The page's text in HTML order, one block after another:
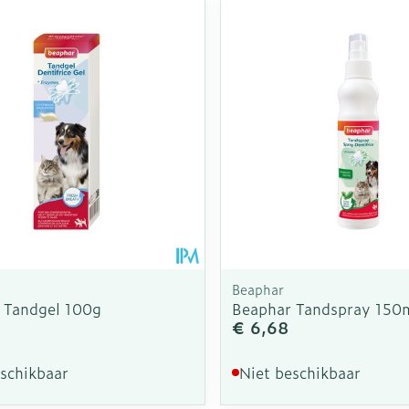
100g
Beaphar
Beaphar Tandspray
€ 6,68
Niet beschikbaar